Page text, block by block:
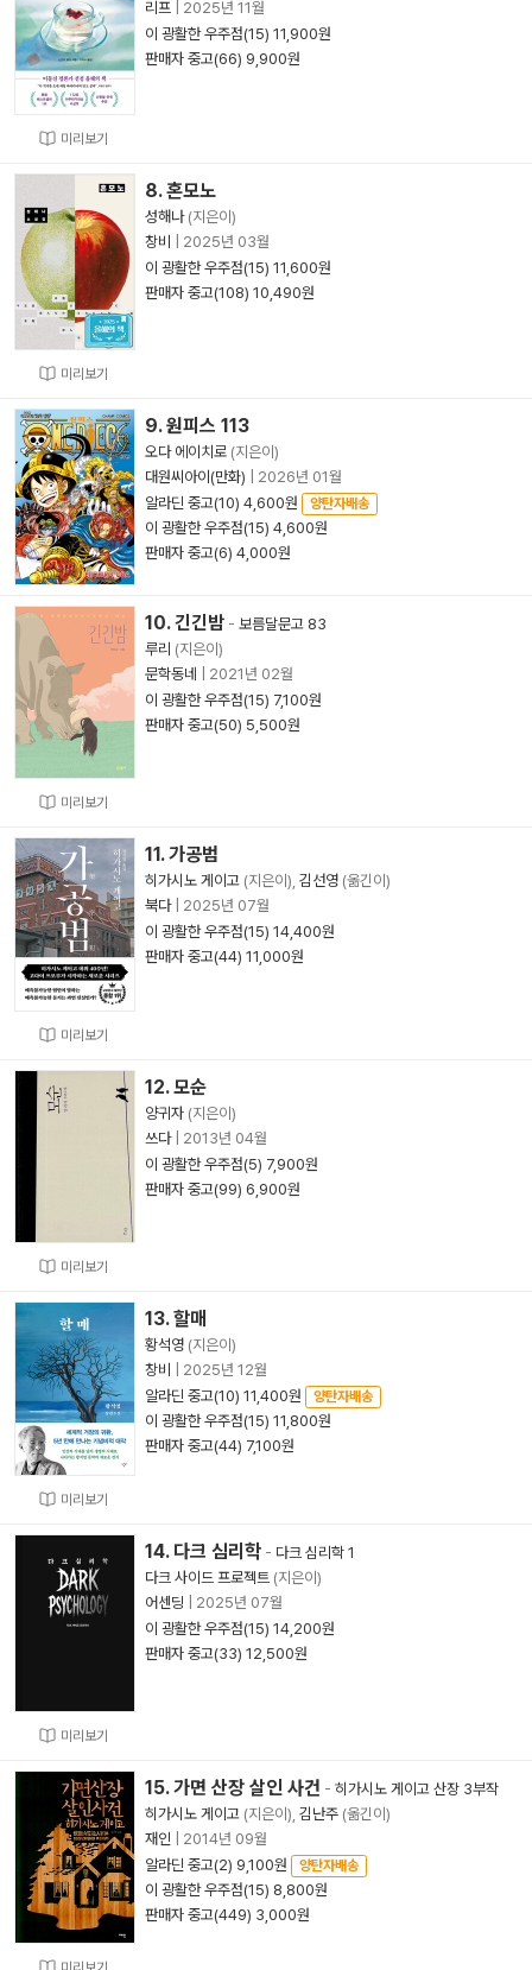
미리보기
리프
2025년 11월
이 광활한 우주점(15) 11,900원
판매자 중고(66) 9,900원
미리보기
8. 혼모노
성해나(지은이)
창비
2025년 03월
이 광활한 우주점(15) 11,600원
판매자 중고(108) 10,490원
9. 원피스 113
오다 에이치로 (지은이)
대원씨아이(만화)
2026년 01월
알라딘 중고(10) 4,600원
양탄자배송
이 광활한 우주점(15) 4,600원
판매자 중고(6) 4,000원
미리보기
10. 긴긴밤 - 보름달문고 83
루리 (지은이)
문학동네
2021년 02월
이 광활한 우주점(15) 7,100원
판매자 중고(50) 5,500원
미리보기
11. 가공범
히가시노 게이고 (지은이), 김선영 (옮긴이)
북다| 2025년 07월
이 광활한 우주점(15) 14,400원
판매자 중고(44) 11,000원
미리보기
12. 모순
양귀자 (지은이)
쓰다| 2013년 04월
이 광활한 우주점(5) 7,900원
판매자 중고(99) 6,900원
미리보기
13. 할매
황석영 (지은이)
창비
2025년 12월
알라딘 중고(10) 11,400원
양탄자배송
이 광활한 우주점(15) 11,800원
판매자 중고(44) 7,100원
미리보기
14. 다크 심리학 - 다크 심리학 1
다크 사이드 프로젝트 (지은이)
어센딩
2025년 07월
이 광활한 우주점(15) 14,200원
판매자 중고(33) 12,500원
15. 가면 산장 살인 사건 - 히가시노 게이고 산장 3부작
히가시노 게이고 (지은이), 김난주 (옮긴이)
재인
2014년 09월
알라딘 중고(2) 9,100원
양탄자배송
이 광활한 우주점(15) 8,800원
판매자 중고(449) 3,000원